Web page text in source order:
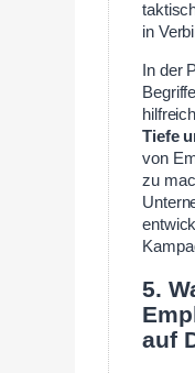
in
In der
Tiefe
von
zu
5.
auf